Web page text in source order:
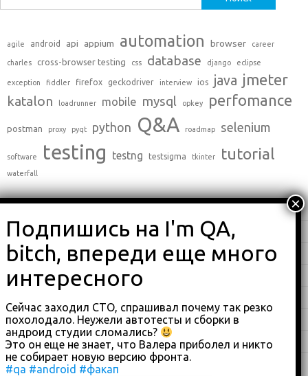
agile android api appium automation browser career
charles cross-browser testing css database django eclipse
exception fiddler firefox geckodriver interview ios java jmeter
katalon loadrunner mobile mysql opkey perfomance
postman proxy pyqt python Q&A roadmap selenium
software testing testng testsigma tkinter tutorial
waterfall
English (338)
Java (25)
Python (16)
Обзоры(875)
Туториалы(23)
Сейчас заходил СТО, спрашивал почему так резко
похолодало. Неужели автотесты и сборки в
андроид студии сломались?
Это он еще не знает, что Валера приболел и никто
не собирает новую версию фронта.
#qa #android #факап